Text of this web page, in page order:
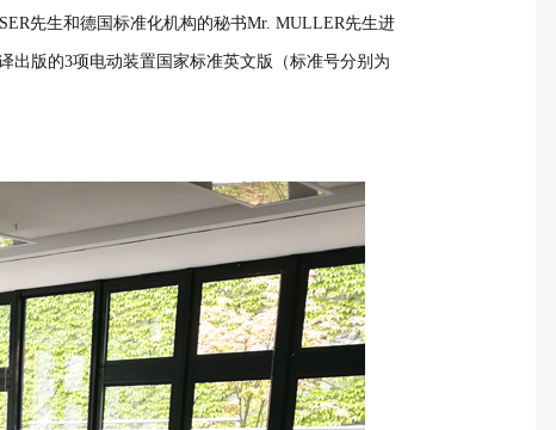
先生和德国标准化机构的秘书Mr. MULLER先生进
出版的3项电动装置国家标准英文版（标准号分别为